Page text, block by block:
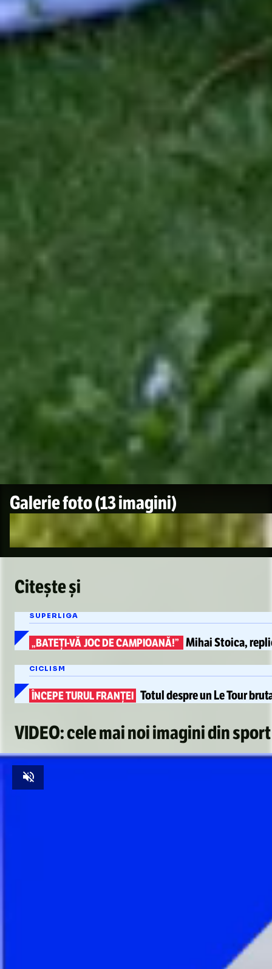
Galerie foto(13 imagini)
Citește și
SUPERLIGA
„BATEȚI-VĂJOC DE CAMPIOANĂ!” Mihai Stoica,
CICLISM
ÎNCEPE TURUL FRANȚEI Totul despre unLe Tour
VIDEO: cele mai noi imagini din sport
Unmute